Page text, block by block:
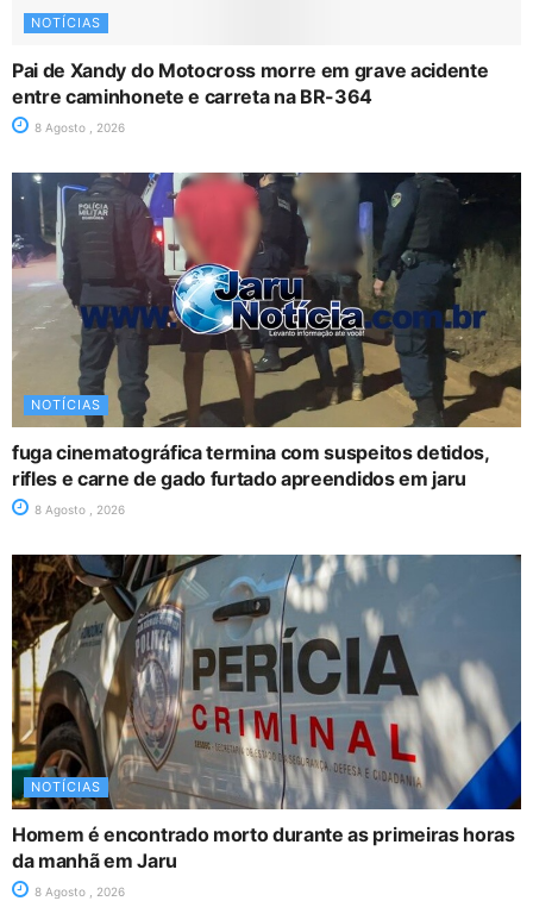
NOTÍCIAS
Pai de Xandy do Motocross morre em grave acidente
entre caminhonete e carreta na BR-364
8 Agosto , 2026
NOTÍCIAS
fuga cinematográfica termina com suspeitos detidos,
rifles e carne de gado furtado apreendidos em jaru
8 Agosto , 2026
NOTÍCIAS
Homem é encontrado morto durante as primeiras horas
da manhã em Jaru
8 Agosto , 2026